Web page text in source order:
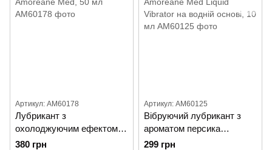
Артикул: AM60178
Лубрикант з
охолоджуючим ефектом
Amoreane Med, 50 мл
380 грн
Артикул: AM60125
Вібруючий лубрикант з
ароматом персика
Amoreane Med Liquid
299 грн